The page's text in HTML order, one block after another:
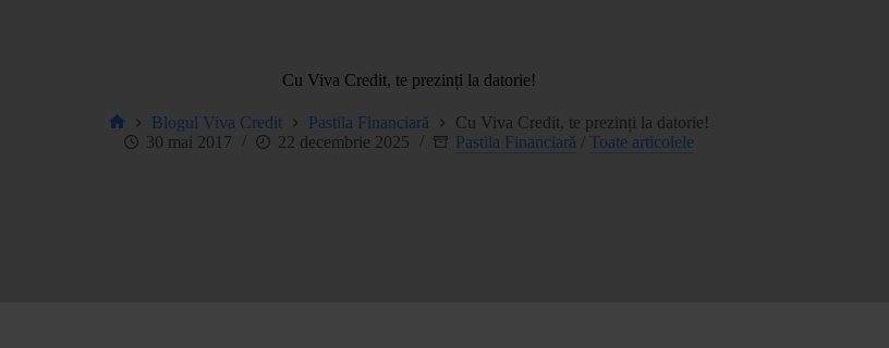
Cu Viva Credit, te prezinți la datorie!
Blogul Viva Credit Pastila Financiară
Cu Viva Credit, te prezinți la datorie!
30 mai 2017
22 decembrie 2025 Pastila Financiară / Toate articolele